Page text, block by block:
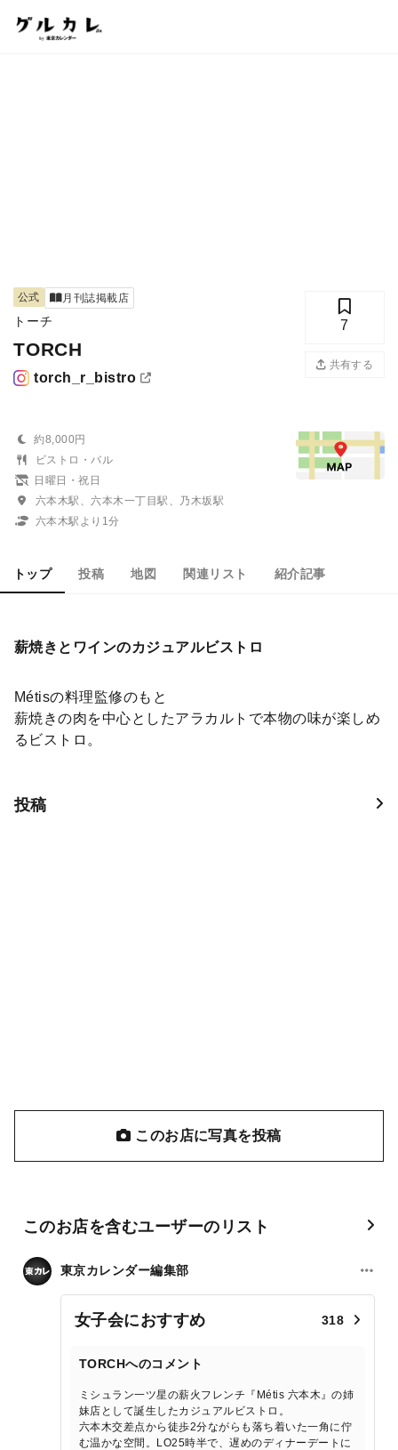
公式 月刊誌掲載店
トーチ
TORCH
torch_r_bistro
7
共有する
約8,000円
ビストロ・バル
日曜日・祝日
六本木駅、六本木一丁目駅、乃木坂駅
六本木駅より1分
トップ 投稿 地図 関連リスト 紹介記事
薪焼きとワインのカジュアルビストロ
Métisの料理監修のもと
薪焼きの肉を中心としたアラカルトで本物の味が楽しめ
るビストロ。
投稿
このお店に写真を投稿
このお店を含むユーザーのリスト
東京カレンダー編集部
女子会におすすめ 318
TORCHへのコメント
ミシュラン一ツ星の薪火フレンチ『Métis 六本木』の姉
妹店として誕生したカジュアルビストロ。
六本木交差点から徒歩2分ながらも落ち着いた一角に佇
む温かな空間。LO25時半で、遅めのディナーデートに